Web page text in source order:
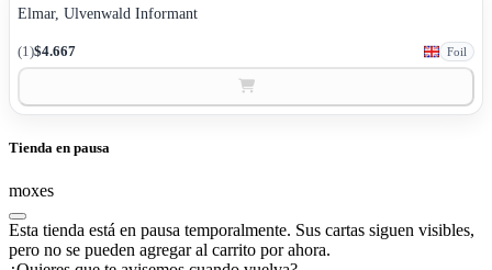
Elmar, Ulvenwald Informant
(1)$4.667 Foil
Tienda en pausa
moxes
Esta tienda está en pausa temporalmente. Sus cartas siguen visibles,
pero no se pueden agregar al carrito por ahora.